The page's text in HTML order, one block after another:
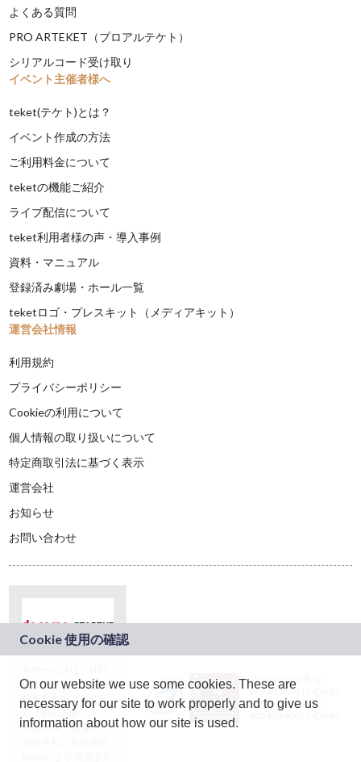
よくある質問
PRO ARTEKET（プロアルテケト）
シリアルコード受け取り
イベント主催者様へ
teket(テケト)とは？
イベント作成の方法
ご利用料金について
teketの機能ご紹介
ライブ配信について
teket利用者様の声・導入事例
資料・マニュアル
登録済み劇場・ホール一覧
teketロゴ・プレスキット（メディアキット）
運営会社情報
利用規約
プライバシーポリシー
Cookieの利用について
個人情報の取り扱いについて
特定商取引法に基づく表示
運営会社
お知らせ
お問い合わせ
ドコモグループの新
規事業創出プログラ
ム「docomo
STARTUP」を通じて
JASRAC許諾番号：
9024936001Y45037
JASRAC許諾番号：
On our website we use some cookies. These are
necessary for our site to work properly and to give us
information about how our site is used.